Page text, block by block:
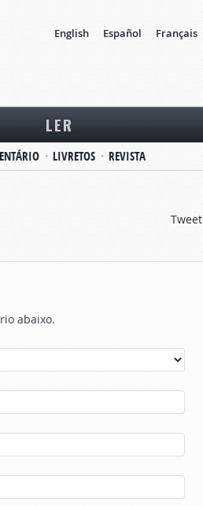
English Español Français
LER
LIVRETOS REVISTA
Tweet
abaixo.